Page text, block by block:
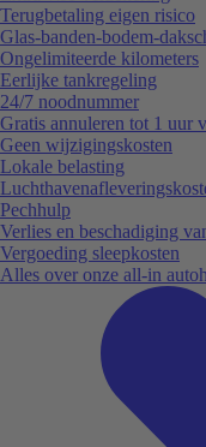
Terugbetaling eigen risico
Glas-banden-bodem-
Ongelimiteerde kilometers
Eerlijke tankregeling
24/7 noodnummer
Gratis annuleren tot 1 uur
Geen wijzigingskosten
Lokale belasting
Pechhulp
Verlies en beschadiging
Vergoeding sleepkosten
Alles over onze all-in